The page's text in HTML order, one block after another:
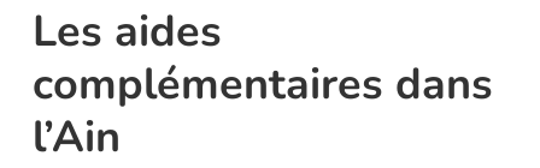
Les aides
complémentaires dans
l’Ain